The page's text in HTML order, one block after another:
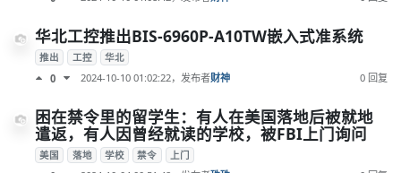
华北工控推出BIS-6960P-A10TW嵌入式准系统
推出 工控 华北
0 2024-10-10 01:02:22，发布者财神 0 回复
困在禁令里的留学生：有人在美国落地后被就地
遣返，有人因曾经就读的学校，被FBI上门询问
美国 落地 学校 禁令 上门